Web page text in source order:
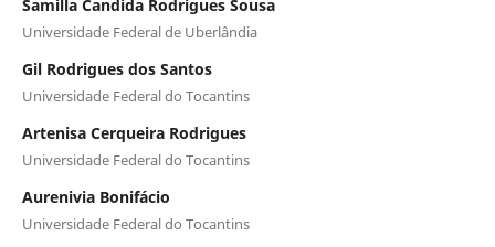
Samilla Candida Rodrigues Sousa
Universidade Federal de Uberlândia
Gil Rodrigues dos Santos
Universidade Federal do Tocantins
Artenisa Cerqueira Rodrigues
Universidade Federal do Tocantins
Aurenivia Bonifácio
Universidade Federal do Tocantins